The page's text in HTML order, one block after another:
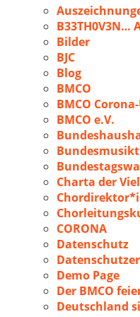
B33TH0V3N…
Bilder
BJC
Blog
BMCO
BMCO
BMCO e.V.
Charta der
CORONA
Datenschutz
Demo Page
Der BMCO
Deutschland